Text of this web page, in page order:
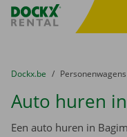
Fratello DEMO
U bevindt zich hier:
van
Dockx.be naar
Personenwagens
Auto huren
Een auto huren in